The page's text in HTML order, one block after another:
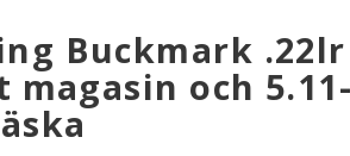
Buckmark
magasin och 5.11-